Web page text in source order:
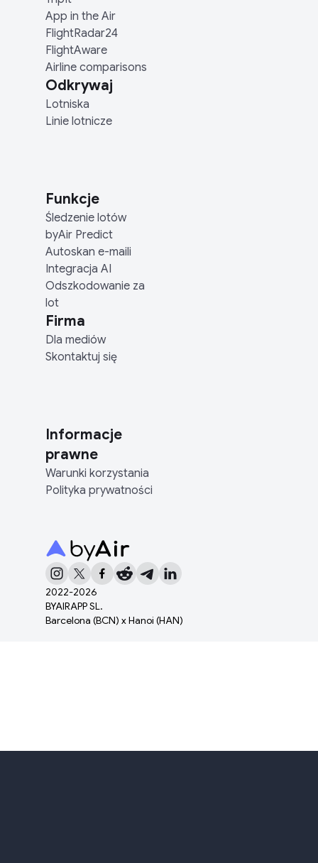
2022-2026
BYAIRAPP SL.
Barcelona (BCN) x Hanoi (HAN)
App in the Air
FlightRadar24
FlightAware
Airline comparisons
Odkrywaj
Lotniska
Linie lotnicze
Funkcje
Śledzenie lotów
byAir Predict
Autoskan e-maili
Integracja AI
Odszkodowanie za
lot
Firma
Dla mediów
Skontaktuj się
Informacje
prawne
Warunki korzystania
Polityka prywatności